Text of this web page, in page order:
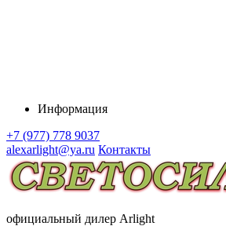
Информация
+7 (977) 778 9037
alexarlight@ya.ru Контакты
официальный дилер Arlight